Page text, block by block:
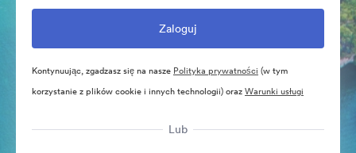
Kontynuując, zgadzasz się na nasze Polityka prywatności (w tym
korzystanie z plików cookie i innych technologii) orazWarunki usługi
Lub